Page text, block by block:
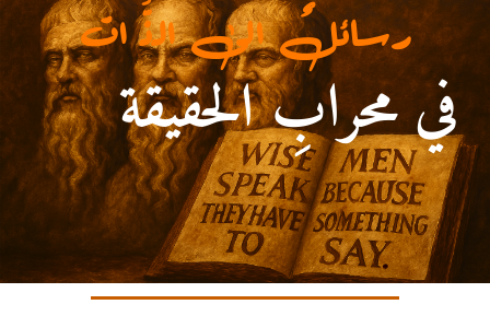
في محرابِ الحقيقة
(ألأمام علي بن أبي طالب)
رسائلٌ الى الذَّ ات